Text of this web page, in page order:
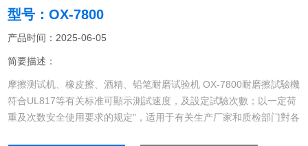
型号：OX-7800
产品时间：2025-06-05
简要描述：
摩擦测试机、橡皮擦、酒精、铅笔耐磨试验机 OX-7800耐磨擦試驗機
符合UL817等有关标准可顯示測試速度，及設定試驗次數；以一定荷
重及次数安全使用要求的规定"，适用于有关生产厂家和质检部门對各